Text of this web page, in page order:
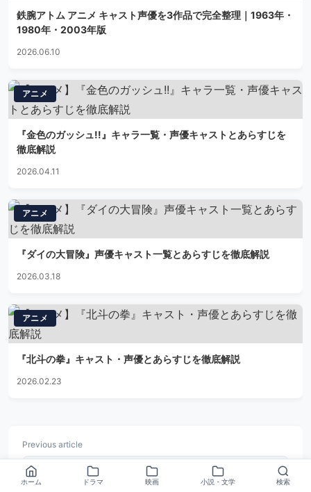
鉄腕アトム アニメ キャスト声優を3作品で完全整理｜1963年・
1980年・2003年版
2026.06.10
アニメ
『金色のガッシュ!!』キャラ一覧・声優キャストとあらすじを
徹底解説
2026.04.11
アニメ
『ダイの大冒険』声優キャスト一覧とあらすじを徹底解説
2026.03.18
アニメ
『北斗の拳』キャスト・声優とあらすじを徹底解説
2026.02.23
Previous article
アニメ
『九龍ジェネリックロマンス』あらすじとキャス
ホーム ドラマ 映画 小説・文学 検索